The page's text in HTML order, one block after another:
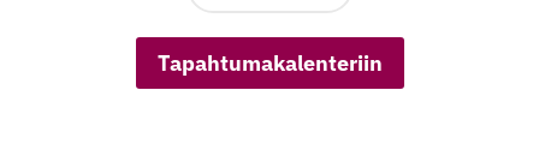
Tapahtumakalenteriin